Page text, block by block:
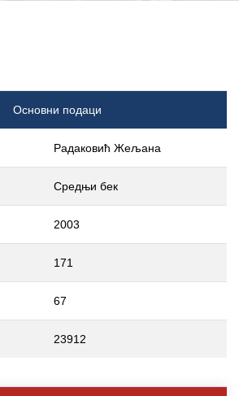
Основни подаци
Радаковић Жељана
Средњи бек
2003
171
67
23912